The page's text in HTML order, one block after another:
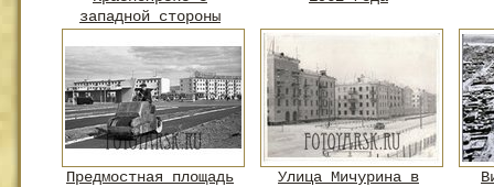
западной стороны
Предмостная площадь
Улица Мичурина в